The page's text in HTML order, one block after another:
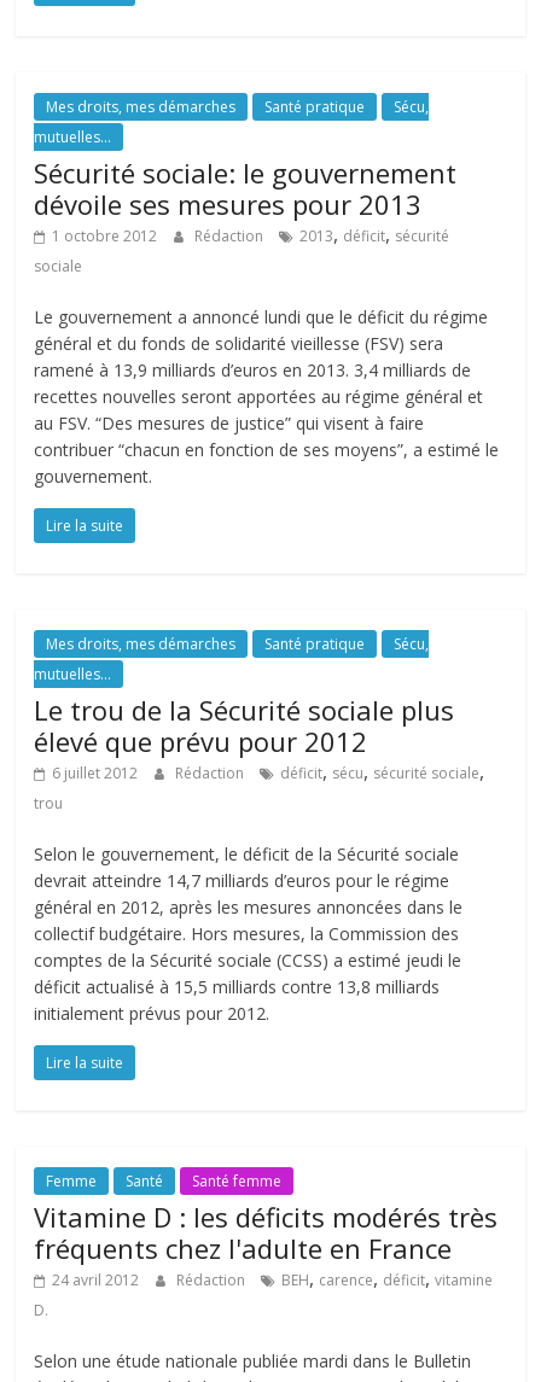
Mes droits, mes démarches Santé pratique
Sécu,
mutuelles...
Sécurité sociale: le gouvernement
dévoile ses mesures pour 2013
1 octobre 2012 Rédaction 2013, déficit, sécurité
sociale
Le gouvernement a annoncé lundi que le déficit du régime
général et du fonds de solidarité vieillesse (FSV) sera
ramené à 13,9 milliards d’euros en 2013. 3,4 milliards de
recettes nouvelles seront apportées au régime général et
au FSV. “Des mesures de justice” qui visent à faire
contribuer “chacun en fonction de ses moyens”, a estimé le
gouvernement.
Lire la suite
Mes droits, mes démarches Santé pratique
Sécu,
mutuelles...
Le trou de la Sécurité sociale plus
élevé que prévu pour 2012
6 juillet 2012 Rédaction déficit, sécu, sécurité sociale,
trou
Selon le gouvernement, le déficit de la Sécurité sociale
devrait atteindre 14,7 milliards d’euros pour le régime
général en 2012, après les mesures annoncées dans le
collectif budgétaire. Hors mesures, la Commission des
comptes de la Sécurité sociale (CCSS) a estimé jeudi le
déficit actualisé à 15,5 milliards contre 13,8 milliards
initialement prévus pour 2012.
Lire la suite
Femme Santé Santé femme
Vitamine D : les déficits modérés très
fréquents chez l'adulte en France
24 avril 2012 Rédaction BEH, carence, déficit,vitamine
D.
Selon une étude nationale publiée mardi dans le Bulletin